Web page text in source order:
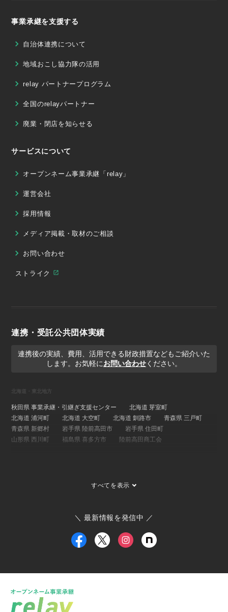
事業承継を支援する
自治体連携について
地域おこし協力隊の活用
relay パートナープログラム
全国のrelayパートナー
廃業・閉店を知らせる
サービスについて
オープンネーム事業承継「relay」
運営会社
採用情報
メディア掲載・取材のご相談
お問い合わせ
ストライク
連携・受託公共団体実績
連携後の実績、費用、活用できる財政措置などもご紹介いた
します。お気軽にお問い合わせください。
すべてを表示
北海道・東北地方
秋田県 事業承継・引継ぎ支援センター
北海道 芽室町
北海道 浦河町
北海道 大空町 北海道 釧路市
青森県 三戸町
青森県 新郷村
岩手県 陸前高田市
岩手県 住田町
山形県 西川町
福島県 喜多方市 陸前高田商工会
茨城県 稲敷市 群馬県 桐生市
小田原箱根商工会議所
福井県 事業承継・引継ぎ支援センター
富山県
新潟県 南魚沼市
新潟県 糸魚川市
新潟県 出雲崎町
新潟県 関川村
＼ 最新情報を発信中 ／